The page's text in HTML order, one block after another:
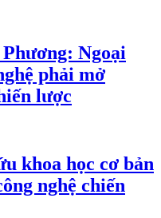
Ngoại
phải mở
lược
khoa học cơ bản
nghệ chiến